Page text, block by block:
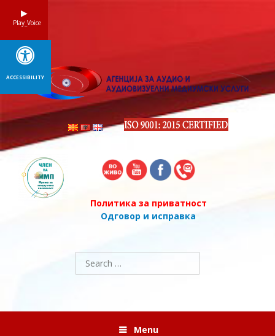
Политика за приватност
Одговор и исправка
Search
for:
Menu
Play_Voice
ACCESSIBILITY